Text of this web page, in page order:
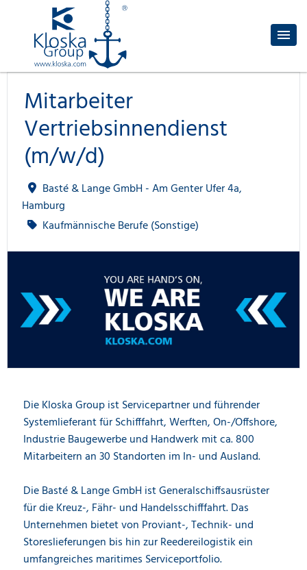
Mitarbeiter
Vertriebsinnendienst
(m/w/d)
Basté & Lange GmbH - Am Genter Ufer 4a,
Hamburg
Kaufmännische Berufe (Sonstige)
Die Kloska Group ist Servicepartner und führender
Systemlieferant für Schifffahrt, Werften, On-/Offshore,
Industrie Baugewerbe und Handwerk mit ca. 800
Mitarbeitern an 30 Standorten im In- und Ausland.
Die Basté & Lange GmbH ist Generalschiffsausrüster
für die Kreuz-, Fähr- und Handelsschifffahrt. Das
Unternehmen bietet von Proviant-, Technik- und
Storeslieferungen bis hin zur Reedereilogistik ein
umfangreiches maritimes Serviceportfolio.